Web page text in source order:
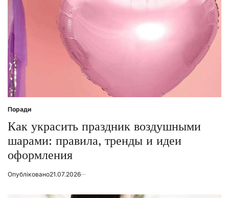
Posted
in
Поради
Как украсить праздник воздушными
шарами: правила, тренды и идеи
оформления
Опубліковано21.07.2026